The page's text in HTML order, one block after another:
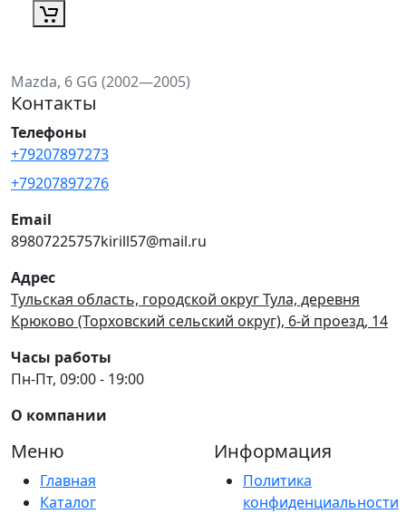
Mazda, 6 GG (2002—2005)
Контакты
Телефоны
+79207897273
+79207897276
Email
89807225757kirill57@mail.ru
Адрес
Тульская область, городской округ Тула, деревня
Крюково (Торховский сельский округ), 6-й проезд, 14
Часы работы
Пн-Пт, 09:00 - 19:00
О компании
Меню
Главная
Каталог
Информация
Политика
конфиденциальности